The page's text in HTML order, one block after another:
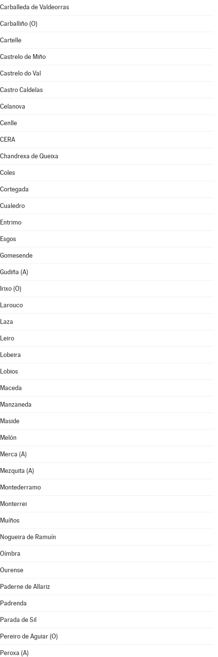
Carballeda de Valdeorras
Carballiño (O)
Cartelle
Castrelo de Miño
Castrelo do Val
Castro Caldelas
Celanova
Cenlle
CERA
Chandrexa de Queixa
Coles
Cortegada
Cualedro
Entrimo
Esgos
Gomesende
Gudiña (A)
Irixo (O)
Larouco
Laza
Leiro
Lobeira
Lobios
Maceda
Manzaneda
Maside
Melón
Merca (A)
Mezquita (A)
Montederramo
Monterrei
Muíños
Nogueira de Ramuín
Oímbra
Ourense
Paderne de Allariz
Padrenda
Parada de Sil
Pereiro de Aguiar (O)
Peroxa (A)